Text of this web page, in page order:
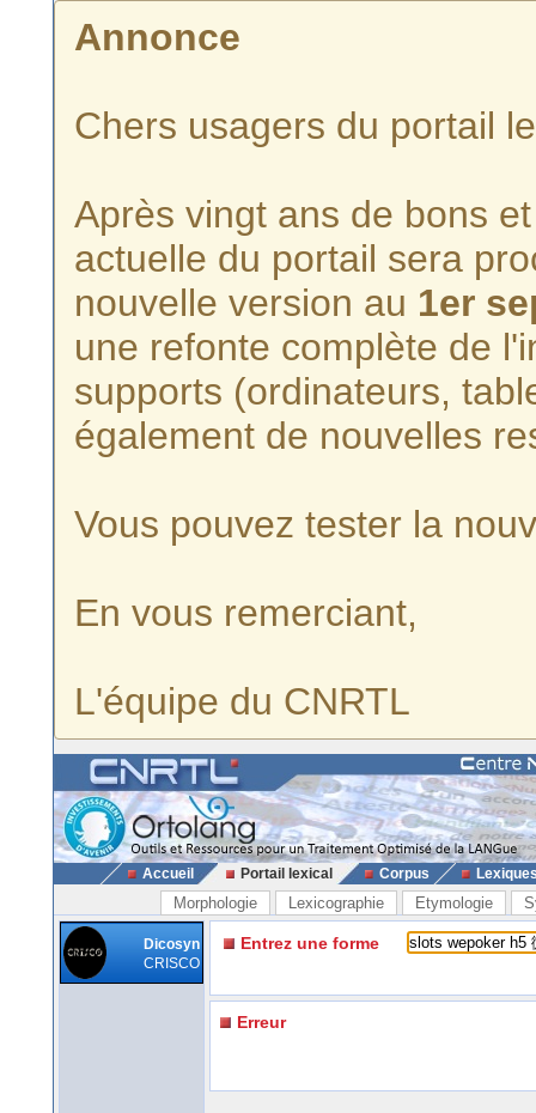
Annonce
Chers usagers du portail
Après vingt ans de bons
actuelle du portail sera
nouvelle version au 1er
une refonte complète de
supports (ordinateurs,
également de nouvelles
Vous pouvez tester la
En vous remerciant,
L'équipe du CNRTL
Accueil Portail lexical Corpus
Morphologie Lexicographie Etymologie
Dicosyn
CRISCO
Entrez une forme
Erreur